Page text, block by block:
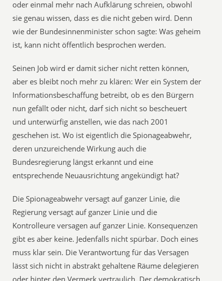
oder einmal mehr nach Aufklärung schreien, obwohl
sie genau wissen, dass es die nicht geben wird. Denn
wie der Bundesinnenminister schon sagte: Was geheim
ist, kann nicht öffentlich besprochen werden.
Seinen Job wird er damit sicher nicht retten können,
aber es bleibt noch mehr zu klären: Wer ein System der
Informationsbeschaffung betreibt, ob es den Bürgern
nun gefällt oder nicht, darf sich nicht so bescheuert
und unterwürfig anstellen, wie das nach 2001
geschehen ist. Wo ist eigentlich die Spionageabwehr,
deren unzureichende Wirkung auch die
Bundesregierung längst erkannt und eine
entsprechende Neuausrichtung angekündigt hat?
Die Spionageabwehr versagt auf ganzer Linie, die
Regierung versagt auf ganzer Linie und die
Kontrolleure versagen auf ganzer Linie. Konsequenzen
gibt es aber keine. Jedenfalls nicht spürbar. Doch eines
muss klar sein. Die Verantwortung für das Versagen
lässt sich nicht in abstrakt gehaltene Räume delegieren
oder hinter den Vermerk vertraulich. Der demokratisch